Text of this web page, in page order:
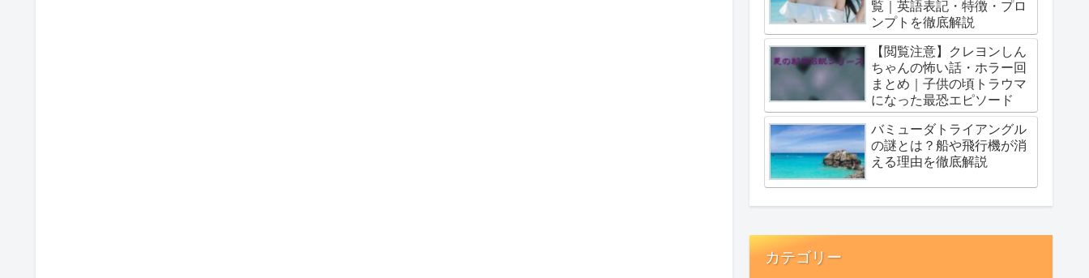
覧｜英語表記・特徴・プロ
ンプトを徹底解説
【閲覧注意】クレヨンしん
ちゃんの怖い話・ホラー回
まとめ｜子供の頃トラウマ
になった最恐エピソード
バミューダトライアングル
の謎とは？船や飛行機が消
える理由を徹底解説
カテゴリー